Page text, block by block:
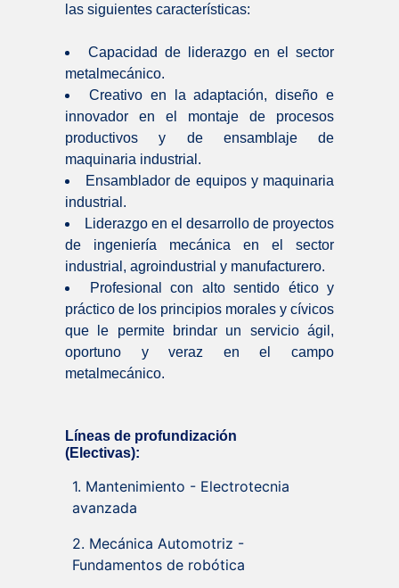
las siguientes características:
Capacidad de liderazgo en el sector
metalmecánico.
Creativo en la adaptación, diseño e
innovador en el montaje de procesos
productivos y de ensamblaje de
maquinaria industrial.
Ensamblador de equipos y maquinaria
industrial.
Liderazgo en el desarrollo de proyectos
de ingeniería mecánica en el sector
industrial, agroindustrial y manufacturero.
Profesional con alto sentido ético y
práctico de los principios morales y cívicos
que le permite brindar un servicio ágil,
oportuno y veraz en el campo
metalmecánico.
Líneas de profundización
(Electivas):
1. Mantenimiento - Electrotecnia
avanzada
2. Mecánica Automotriz -
Fundamentos de robótica